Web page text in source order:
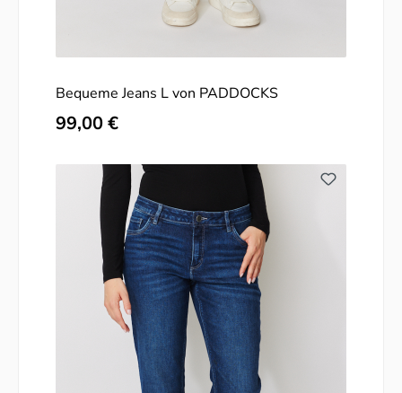
Bequeme Jeans L von PADDOCKS
Regulärer Preis:
99,00 €